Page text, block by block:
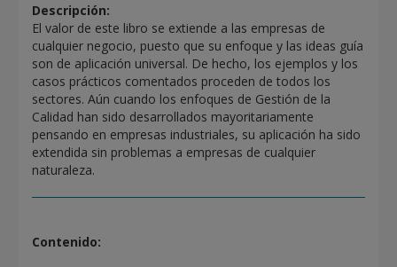
Descripción:
El valor de este libro se extiende a las empresas de
cualquier negocio, puesto que su enfoque y las ideas guía
son de aplicación universal. De hecho, los ejemplos y los
casos prácticos comentados proceden de todos los
sectores. Aún cuando los enfoques de Gestión de la
Calidad han sido desarrollados mayoritariamente
pensando en empresas industriales, su aplicación ha sido
extendida sin problemas a empresas de cualquier
naturaleza.
Contenido: